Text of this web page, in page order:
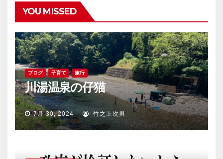
ビ
ゲ
ー
シ
ョ
ン
YOU MISSED
ブログ 子育て 旅行
川湯温泉の仔猫
7月 30, 2024 竹之上次男